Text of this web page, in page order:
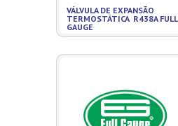
VÁLVULA DE EXPANSÃO
TERMOSTÁTICA R438A FULL
GAUGE